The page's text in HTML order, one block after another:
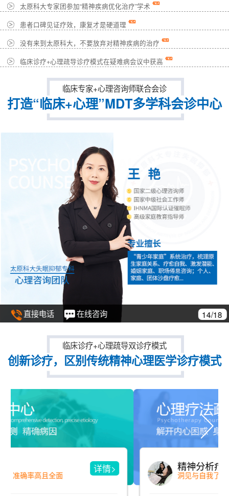
太原科大专家团参加“精神疾病优化治疗”学术
患者口碑见证疗效，康复才是硬道理
没有来到太原科大，不要放弃对精神疾病的治疗
临床诊疗+心理疏导诊疗模式在疑难病会议中获高
临床专家+心理咨询师联合会诊
打造“临床+心理”MDT多学科会诊中心
直接电话 在线咨询 14/18
临床诊疗+心理疏导双诊疗模式
创新诊疗，区别传统精神心理医学诊疗模式
精神分析疗法
洞见与自我了解 用诠释来消除冲突
详情>